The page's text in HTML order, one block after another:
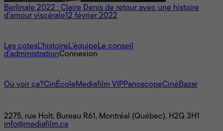
Berlinale 2022 : Claire Denis de retour avec une histoire
d’amour viscérale12 février 2022
Les cotesL'histoireL’équipeLe conseil
d'administrationConnexion
Où voir ça?CinÉcoleMediafilm VIPPanoscopeCinéBazar
2275, rue Holt, Bureau R61, Montréal (Québec), H2G 3H1
info@mediafilm.ca